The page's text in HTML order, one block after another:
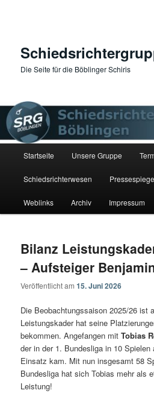
Die Seite für die Böblinger Schiris
Startseite Unsere Gruppe
Schiedsrichterwesen
Weblinks Archiv Impressum
Bilanz
– Aufsteiger
Veröffentlicht am15. Juni 2026
Die Beobachtungssaison 2025/26 ist
Leistungskader hat seine
bekommen. Angefangen mitTobias
der in der 1. Bundesliga in 10
Einsatz kam. Mit nun insgesamt 58
Bundesliga hat sich Tobias mehr als
Leistung!